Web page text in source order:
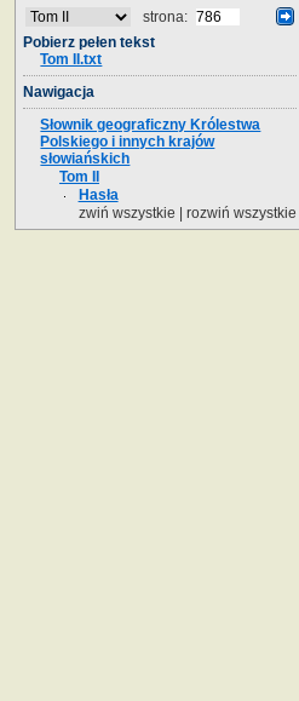
strona:
Pobierz pełen tekst
Tom II.txt
Nawigacja
Słownik geograficzny Królestwa
Polskiego i innych krajów
słowiańskich
Tom II
Hasła
zwiń wszystkie
rozwiń wszystkie